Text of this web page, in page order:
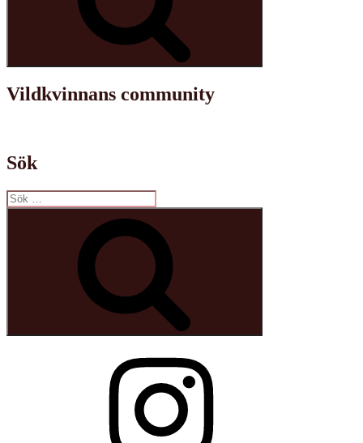
Vildkvinnans community
Sök
Sök
efter: